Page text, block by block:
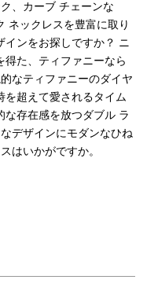
、カーブ チェーンな
ネックレスを豊富に取り
インをお探しですか？ ニ
得た、ティファニーなら
なティファニーのダイヤ
を超えて愛されるタイム
な存在感を放つダブル ラ
デザインにモダンなひね
はいかがですか。